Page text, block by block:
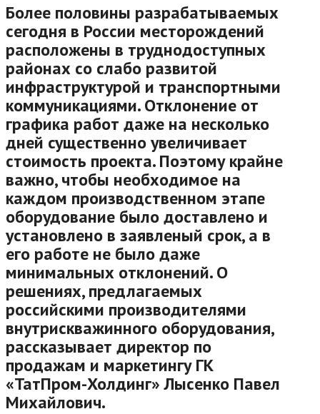
Более половины разрабатываемых
сегодня в России месторождений
расположены в труднодоступных
районах со слабо развитой
инфраструктурой и транспортными
коммуникациями. Отклонение от
графика работ даже на несколько
дней существенно увеличивает
стоимость проекта. Поэтому крайне
важно, чтобы необходимое на
каждом производственном этапе
оборудование было доставлено и
установлено в заявленый срок, а в
его работе не было даже
минимальных отклонений. О
решениях, предлагаемых
российскими производителями
внутрискважинного оборудования,
рассказывает директор по
продажам и маркетингу ГК
«ТатПром-Холдинг» Лысенко Павел
Михайлович.